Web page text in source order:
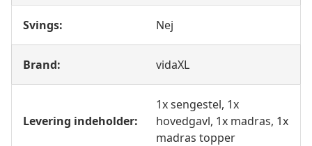
Svings: Nej
Brand: vidaXL
Levering indeholder:
1x sengestel, 1x
hovedgavl, 1x madras, 1x
madras topper